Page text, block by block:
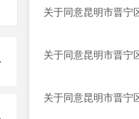
关于同意昆明市晋宁
关于同意昆明市晋宁
关于同意昆明市晋宁